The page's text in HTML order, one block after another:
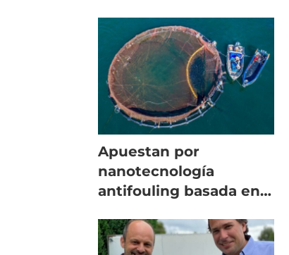
nacional
Apuestan por
nanotecnología
antifouling basada en
redes acuícolas